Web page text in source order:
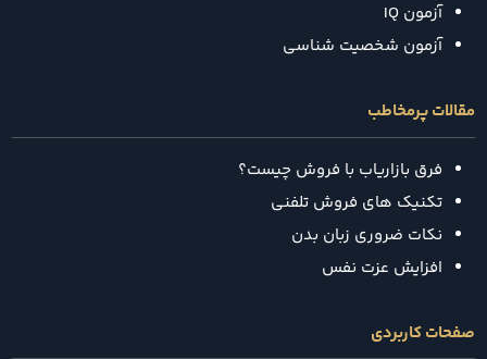
آزمون IQ
آزمون شخصیت شناسی
مقالات پرمخاطب
فرق بازاریاب با فروش چیست؟
تکنیک‌ های فروش تلفنی
نکات ضروری زبان بدن
افزایش عزت نفس
صفحات کاربردی